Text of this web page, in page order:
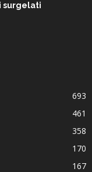
surgelati
693
461
358
170
167